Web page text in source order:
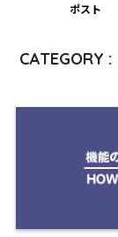
ポスト
CATEGORY :